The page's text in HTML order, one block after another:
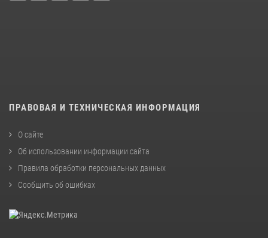
ПРАВОВАЯ И ТЕХНИЧЕСКАЯ ИНФОРМАЦИЯ
О сайте
Об использовании информации сайта
Правила обработки персональных данных
Сообщить об ошибках